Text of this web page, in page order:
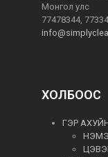
Монгол улс
77478344,
ХОЛБООС
ГЭР